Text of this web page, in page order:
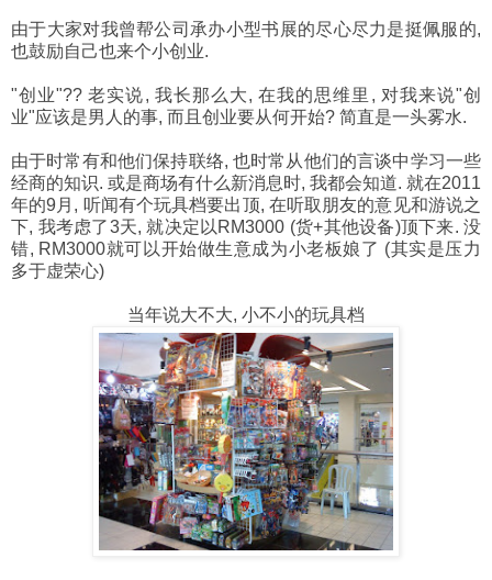
由于大家对我曾帮公司承办小型书展的尽心尽力是挺佩服的,
也鼓励自己也来个小创业.
"创业"?? 老实说, 我长那么大, 在我的思维里, 对我来说"创
业"应该是男人的事, 而且创业要从何开始? 简直是一头雾水.
由于时常有和他们保持联络, 也时常从他们的言谈中学习一些
经商的知识. 或是商场有什么新消息时, 我都会知道. 就在2011
年的9月, 听闻有个玩具档要出顶, 在听取朋友的意见和游说之
下, 我考虑了3天, 就决定以RM3000 (货+其他设备)顶下来. 没
错, RM3000就可以开始做生意成为小老板娘了 (其实是压力
多于虚荣心)
当年说大不大, 小不小的玩具档